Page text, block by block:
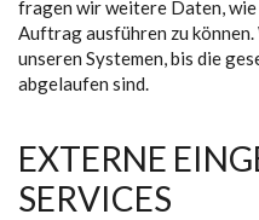
fragen wir weitere Daten, wie
Auftrag ausführen zu
unseren Systemen, bis die
abgelaufen sind.
EXTERNE
SERVICES